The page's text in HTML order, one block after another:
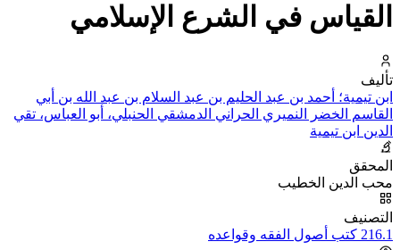
القياس في الشرع الإسلامي
تأليف
ابن تيمية؛ أحمد بن عبد الحليم بن عبد السلام بن عبد الله بن أبي
القاسم الخضر النميري الحراني الدمشقي الحنبلي، أبو العباس، تقي
الدين ابن تيمية
المحقق
محب الدين الخطيب
التصنيف
216.1 كتب أصول الفقه وقواعده